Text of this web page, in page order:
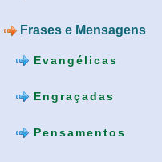
Frases e Mensagens
Evangélicas
Engraçadas
Pensamentos